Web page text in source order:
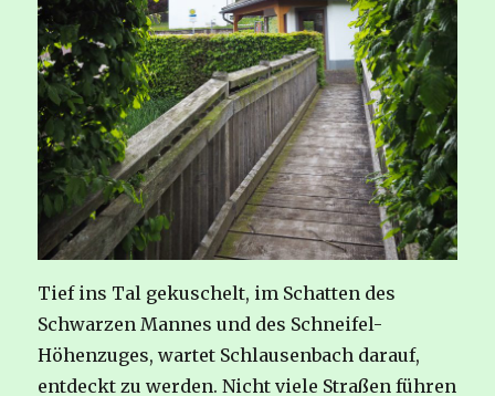
Tief ins Tal gekuschelt, im Schatten des
Schwarzen Mannes und des Schneifel-
Höhenzuges, wartet Schlausenbach darauf,
entdeckt zu werden. Nicht viele Straßen führen